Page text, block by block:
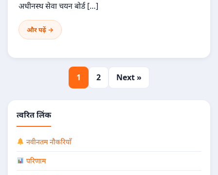
अधीनस्थ सेवा चयन बोर्ड […]
और पढ़ें →
1 2 Next »
त्वरित लिंक
नवीनतम नौकरियाँ
परिणाम